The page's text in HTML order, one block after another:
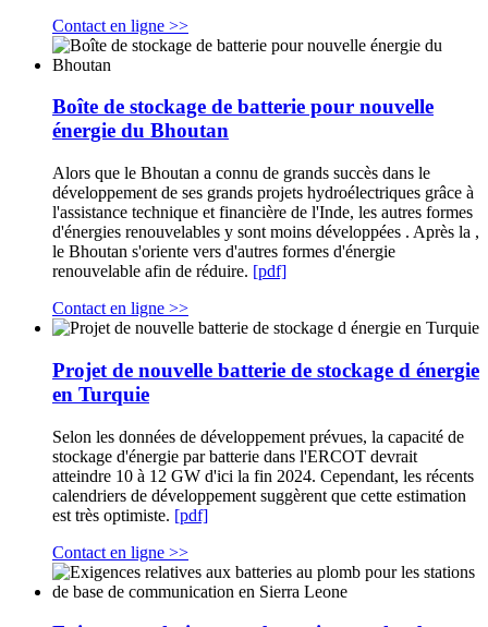
Contact en ligne >>
Boîte de stockage de batterie pour nouvelle
énergie du Bhoutan
Alors que le Bhoutan a connu de grands succès dans le
développement de ses grands projets hydroélectriques grâce à
l'assistance technique et financière de l'Inde, les autres formes
d'énergies renouvelables y sont moins développées . Après la ,
le Bhoutan s'oriente vers d'autres formes d'énergie
renouvelable afin de réduire. [pdf]
Contact en ligne >>
Projet de nouvelle batterie de stockage d énergie
en Turquie
Selon les données de développement prévues, la capacité de
stockage d'énergie par batterie dans l'ERCOT devrait
atteindre 10 à 12 GW d'ici la fin 2024. Cependant, les récents
calendriers de développement suggèrent que cette estimation
est très optimiste. [pdf]
Contact en ligne >>